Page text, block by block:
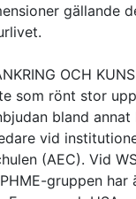
gällande
OCH
som rönt stor
bland
vid
(AEC). Vid
gruppen